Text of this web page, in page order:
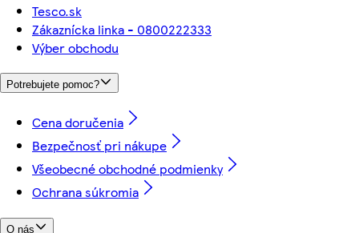
Tesco.sk
Zákaznícka linka - 0800222333
Výber obchodu
Potrebujete pomoc?
Cena doručenia
Bezpečnosť pri nákupe
Všeobecné obchodné podmienky
Ochrana súkromia
O nás